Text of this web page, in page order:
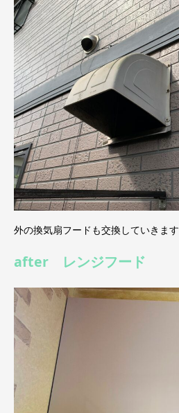
外の換気扇フードも交換していきます
after レンジフード